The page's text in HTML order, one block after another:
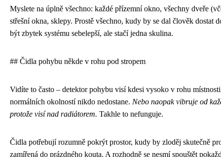
Myslete na úplně všechno: každé přízemní okno, všechny dveře
střešní okna, sklepy. Prostě všechno, kudy by se dal člověk dostat
být zbytek systému sebelepší, ale stačí jedna skulina.
## Čidla pohybu někde v rohu pod stropem
Vidíte to často – detektor pohybu visí kdesi vysoko v rohu
normálních okolností nikdo nedostane. Nebo naopak vibruje od
protože visí nad radiátorem. Takhle to nefunguje.
Čidla potřebují rozumně pokrýt prostor, kudy by zloděj skutečně
zamířená do prázdného kouta. A rozhodně se nesmí spouštět